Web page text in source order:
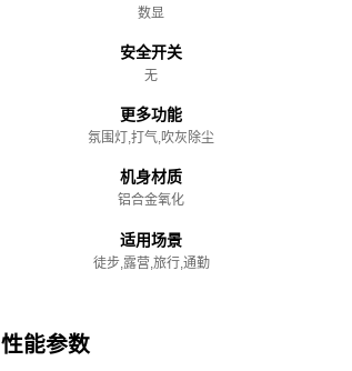
数显
安全开关
无
更多功能
氛围灯,打气,吹灰除尘
机身材质
铝合金氧化
适用场景
徒步,露营,旅行,通勤
性能参数